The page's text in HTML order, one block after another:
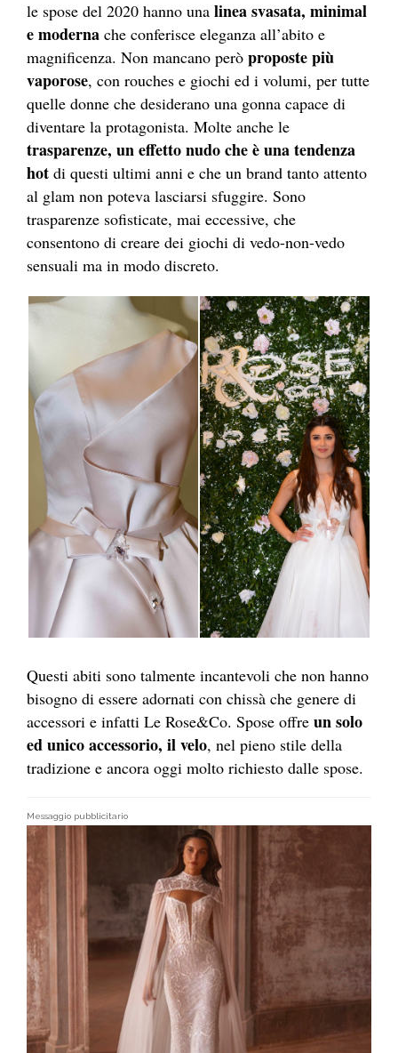
le spose del 2020 hanno una linea svasata, minimal
e moderna che conferisce eleganza all’abito e
magnificenza. Non mancano però proposte più
vaporose, con rouches e giochi ed i volumi, per tutte
quelle donne che desiderano una gonna capace di
diventare la protagonista. Molte anche le
trasparenze, un effetto nudo che è una tendenza
hot di questi ultimi anni e che un brand tanto attento
al glam non poteva lasciarsi sfuggire. Sono
trasparenze sofisticate, mai eccessive, che
consentono di creare dei giochi di vedo-non-vedo
sensuali ma in modo discreto.
Questi abiti sono talmente incantevoli che non hanno
bisogno di essere adornati con chissà che genere di
accessori e infatti Le Rose&Co. Spose offre un solo
ed unico accessorio, il velo, nel pieno stile della
tradizione e ancora oggi molto richiesto dalle spose.
Messaggio pubblicitario